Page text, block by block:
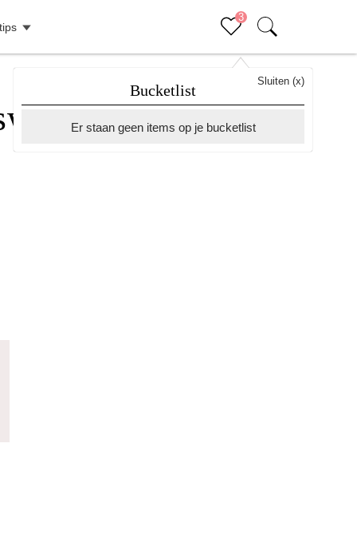
3
Bucketlist
Sluiten (x)
Er staan geen items op je bucketlist